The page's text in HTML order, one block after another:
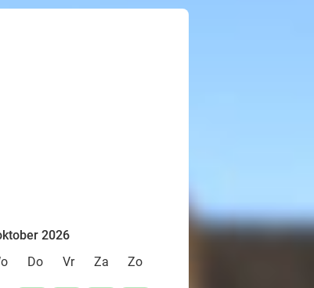
2026
Do Vr Za Zo